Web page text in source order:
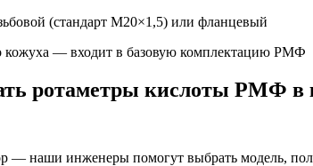
(стандарт М20×1,5) или фланцевый
кожуха — входит в базовую комплектацию РМФ
ротаметры кислоты РМФ в
— наши инженеры помогут выбрать модель,